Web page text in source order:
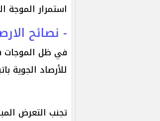
استمرار الموجة
- نصائح
في ظل الموجات
للأرصاد الجوية
تجنب التعرض المباشر